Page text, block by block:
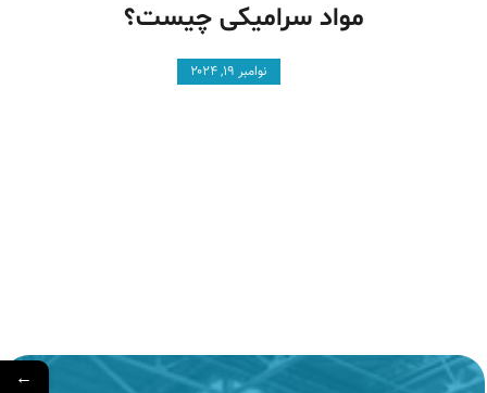
مواد سرامیکی چیست؟
نوامبر ۱۹, ۲۰۲۴
←